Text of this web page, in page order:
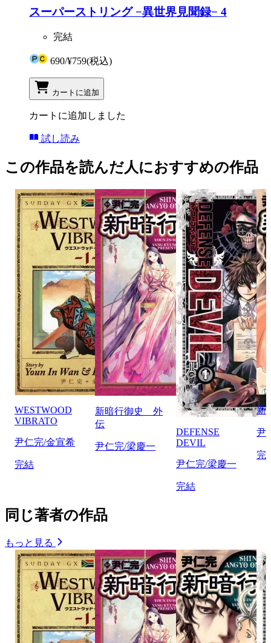
スーパーストリング −異世界見聞録− 4
完結
690/¥759(税込)
カートに追加
カートに追加しました
試し読み
この作品を読んだ人におすすめの作品
WESTWOOD
VIBRATO
尹仁完/金宣希
完結
新暗行御史 外
伝
尹仁完/梁慶一
DEFENSE
DEVIL
尹仁完/梁慶一
完結
新
尹
完
同じ著者の作品
もっと見る